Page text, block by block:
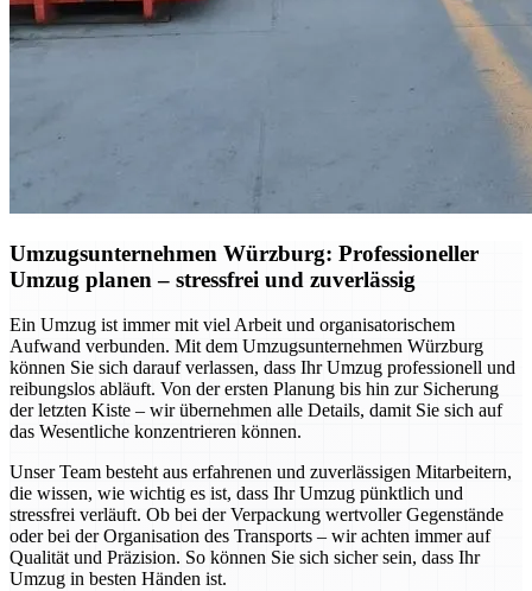
Umzugsunternehmen Würzburg: Professioneller
Umzug planen – stressfrei und zuverlässig
Ein Umzug ist immer mit viel Arbeit und organisatorischem
Aufwand verbunden. Mit dem Umzugsunternehmen Würzburg
können Sie sich darauf verlassen, dass Ihr Umzug professionell und
reibungslos abläuft. Von der ersten Planung bis hin zur Sicherung
der letzten Kiste – wir übernehmen alle Details, damit Sie sich auf
das Wesentliche konzentrieren können.
Unser Team besteht aus erfahrenen und zuverlässigen Mitarbeitern,
die wissen, wie wichtig es ist, dass Ihr Umzug pünktlich und
stressfrei verläuft. Ob bei der Verpackung wertvoller Gegenstände
oder bei der Organisation des Transports – wir achten immer auf
Qualität und Präzision. So können Sie sich sicher sein, dass Ihr
Umzug in besten Händen ist.